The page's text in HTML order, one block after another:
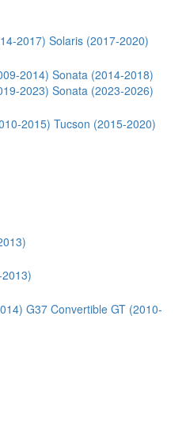
2017) Solaris (2017-2020)
2014) Sonata (2014-2018)
2023) Sonata (2023-2026)
2015) Tucson (2015-2020)
G37 Convertible GT (2010-